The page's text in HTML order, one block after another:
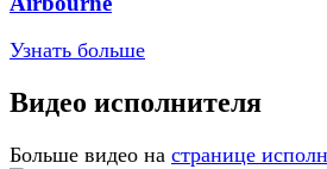
Узнать больше
Видео исполнителя
Больше видео на странице